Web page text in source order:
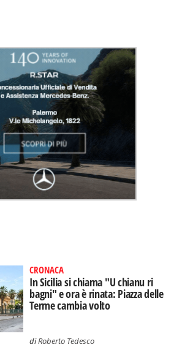
CRONACA
In Sicilia si chiama "U chianu ri
bagni" e ora è rinata: Piazza delle
Terme cambia volto
diRoberto Tedesco